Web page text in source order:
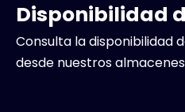
Disponibilidad
Consulta la disponibilidad
desde nuestros